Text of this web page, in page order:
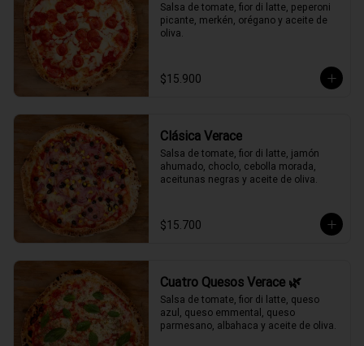
Salsa de tomate, fior di latte, peperoni
picante, merkén, orégano y aceite de
oliva.
$15.900
Clásica Verace
Salsa de tomate, fior di latte, jamón
ahumado, choclo, cebolla morada,
aceitunas negras y aceite de oliva.
$15.700
Cuatro Quesos Verace 🌿
Salsa de tomate, fior di latte, queso
azul, queso emmental, queso
parmesano, albahaca y aceite de oliva.